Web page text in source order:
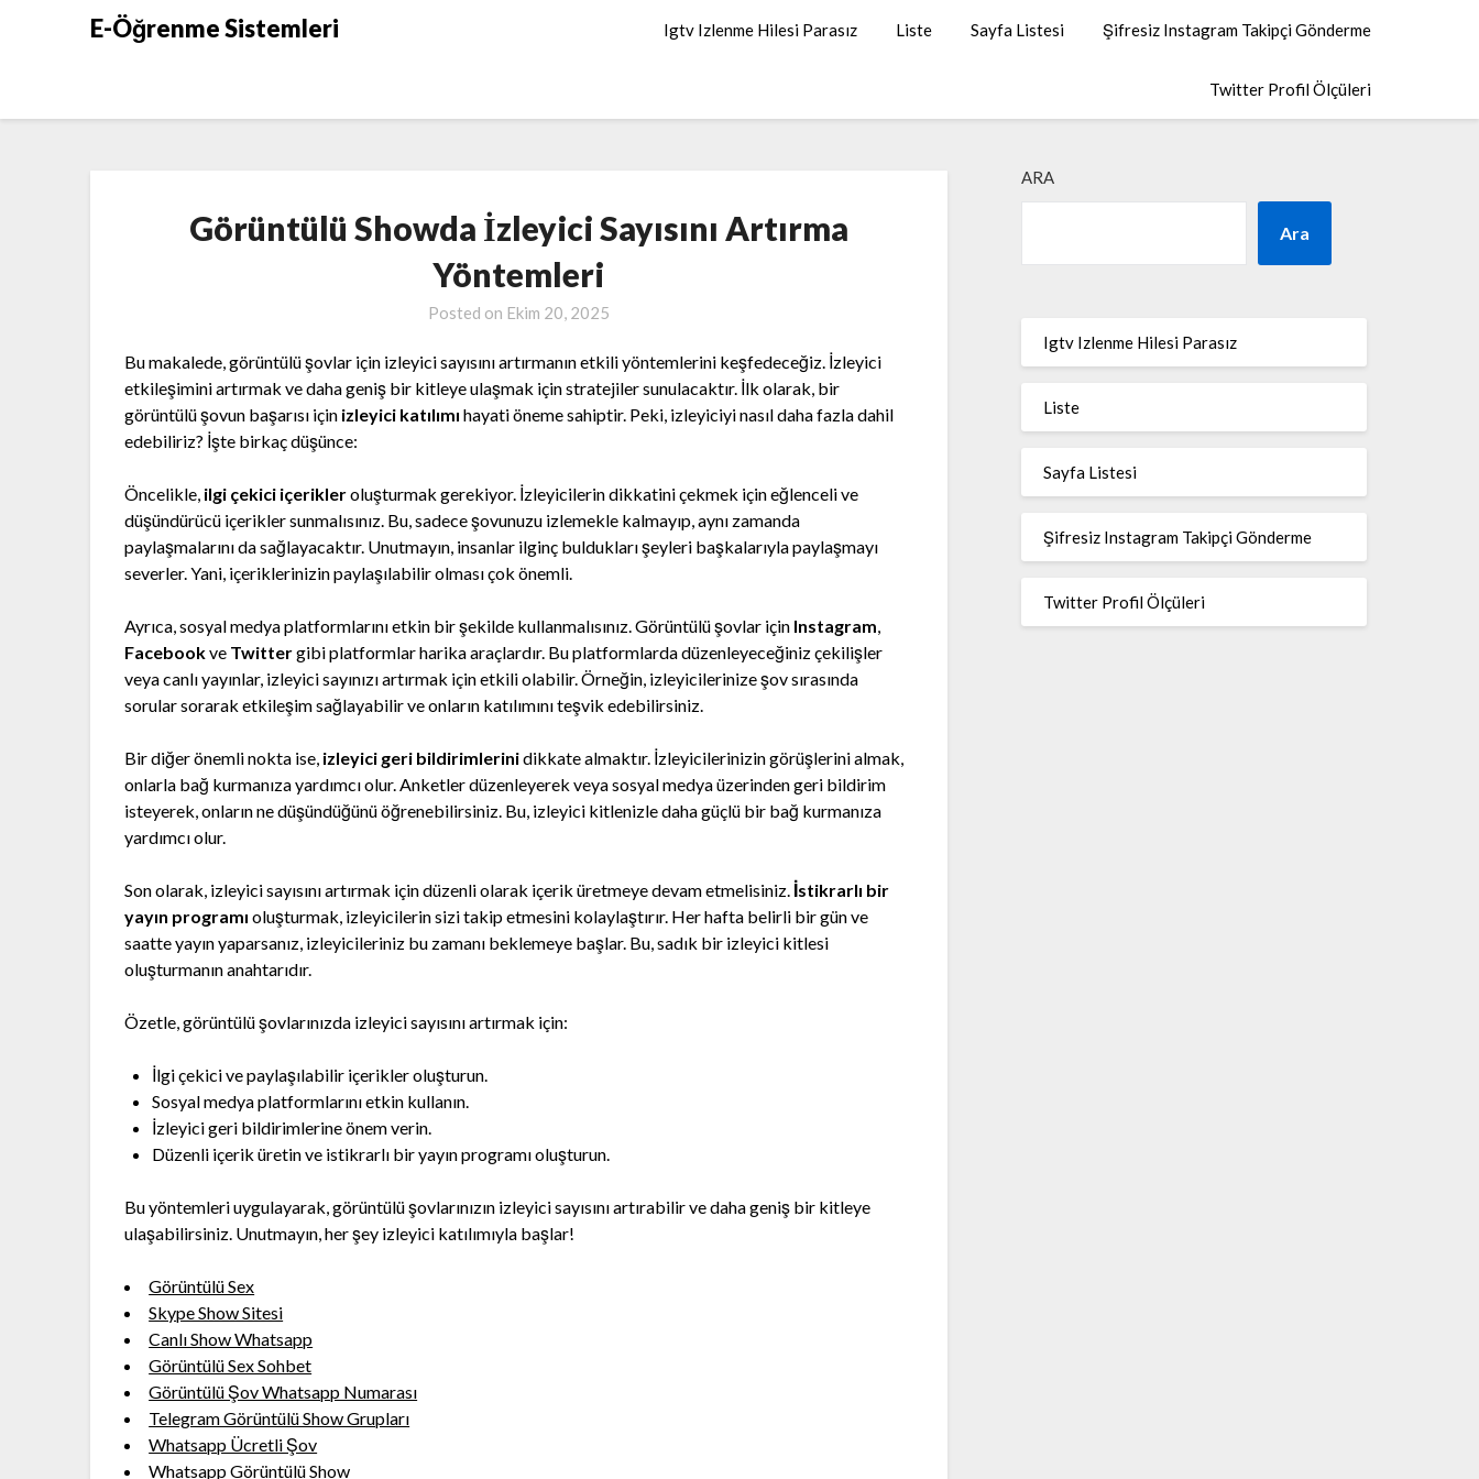
E-Öğrenme Sistemleri Igtv Izlenme Hilesi Parasız Liste Sayfa Listesi Şifresiz Instagram Takipçi Gönderme
Twitter Profil Ölçüleri
Görüntülü Showda İzleyici Sayısını Artırma
Yöntemleri
Posted on Ekim 20, 2025
Bu makalede, görüntülü şovlar için izleyici sayısını artırmanın etkili yöntemlerini keşfedeceğiz. İzleyici
etkileşimini artırmak ve daha geniş bir kitleye ulaşmak için stratejiler sunulacaktır. İlk olarak, bir
görüntülü şovun başarısı için izleyici katılımı hayati öneme sahiptir. Peki, izleyiciyi nasıl daha fazla dahil
edebiliriz? İşte birkaç düşünce:
Öncelikle, ilgi çekici içerikleroluşturmak gerekiyor. İzleyicilerin dikkatini çekmek için eğlenceli ve
düşündürücü içerikler sunmalısınız. Bu, sadece şovunuzu izlemekle kalmayıp, aynı zamanda
paylaşmalarını da sağlayacaktır. Unutmayın, insanlar ilginç buldukları şeyleri başkalarıyla paylaşmayı
severler. Yani, içeriklerinizin paylaşılabilir olması çok önemli.
Ayrıca, sosyal medya platformlarını etkin bir şekilde kullanmalısınız. Görüntülü şovlar için Instagram,
Facebookve Twittergibi platformlar harika araçlardır. Bu platformlarda düzenleyeceğiniz çekilişler
veya canlı yayınlar, izleyici sayınızı artırmak için etkili olabilir. Örneğin, izleyicilerinize şov sırasında
sorular sorarak etkileşim sağlayabilir ve onların katılımını teşvik edebilirsiniz.
Bir diğer önemli nokta ise, izleyici geri bildirimlerinidikkate almaktır. İzleyicilerinizin görüşlerini almak,
onlarla bağ kurmanıza yardımcı olur. Anketler düzenleyerek veya sosyal medya üzerinden geri bildirim
isteyerek, onların ne düşündüğünü öğrenebilirsiniz. Bu, izleyici kitlenizle daha güçlü bir bağ kurmanıza
yardımcı olur.
Son olarak, izleyici sayısını artırmak için düzenli olarak içerik üretmeye devam etmelisiniz. İstikrarlı bir
yayın programı oluşturmak, izleyicilerin sizi takip etmesini kolaylaştırır. Her hafta belirli bir gün ve
saatte yayın yaparsanız, izleyicileriniz bu zamanı beklemeye başlar. Bu, sadık bir izleyici kitlesi
oluşturmanın anahtarıdır.
Özetle, görüntülü şovlarınızda izleyici sayısını artırmak için:
İlgi çekici ve paylaşılabilir içerikler oluşturun.
Sosyal medya platformlarını etkin kullanın.
İzleyici geri bildirimlerine önem verin.
Düzenli içerik üretin ve istikrarlı bir yayın programı oluşturun.
Bu yöntemleri uygulayarak, görüntülü şovlarınızın izleyici sayısını artırabilir ve daha geniş bir kitleye
ulaşabilirsiniz. Unutmayın, her şey izleyici katılımıyla başlar!
Görüntülü Sex
Skype Show Sitesi
Canlı Show Whatsapp
Görüntülü Sex Sohbet
Görüntülü Şov Whatsapp Numarası
Telegram Görüntülü Show Grupları
Whatsapp Ücretli Şov
Whatsapp Görüntülü Show
ARA
Ara
Igtv Izlenme Hilesi Parasız
Liste
Sayfa Listesi
Şifresiz Instagram Takipçi Gönderme
Twitter Profil Ölçüleri